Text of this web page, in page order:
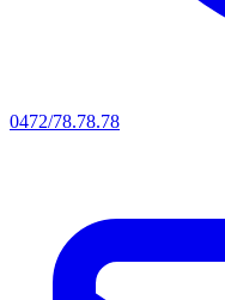
0472/78.78.78